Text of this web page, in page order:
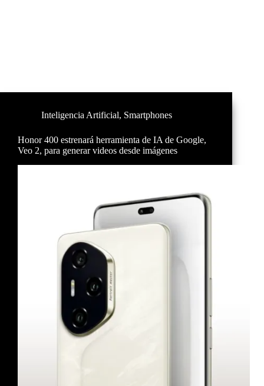
Inteligencia Artificial, Smartphones
Honor 400 estrenará herramienta de IA de Google,
Veo 2, para generar videos desde imágenes